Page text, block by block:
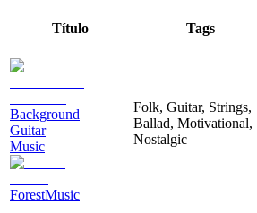
Título Tags
Background
Guitar
Music
ForestMusic
Folk, Guitar, Strings,
Ballad, Motivational,
Nostalgic